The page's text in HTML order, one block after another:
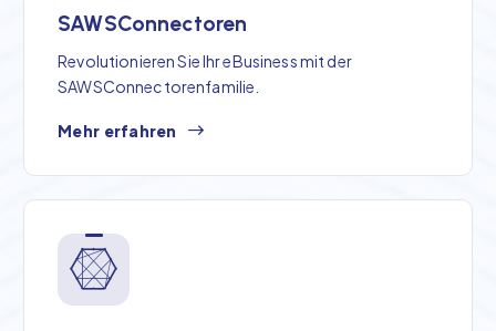
SAWSConnectoren
Revolutionieren Sie Ihr eBusiness mit der
SAWSConnectorenfamilie.
Mehr erfahren